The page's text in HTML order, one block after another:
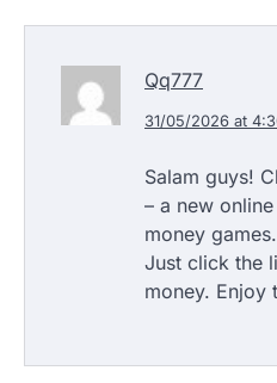
Qq777
31/05/2026 at
Salam guys!
– a new
money
Just click the
money. Enjoy